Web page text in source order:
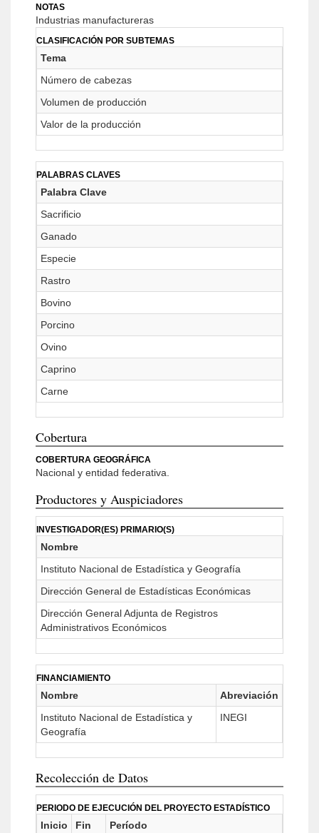
NOTAS
Industrias manufactureras
CLASIFICACIÓN POR SUBTEMAS
Tema
Número de cabezas
Volumen de producción
Valor de la producción
PALABRAS CLAVES
Palabra Clave
Sacrificio
Ganado
Especie
Rastro
Bovino
Porcino
Ovino
Caprino
Carne
Cobertura
COBERTURA GEOGRÁFICA
Nacional y entidad federativa.
Productores y Auspiciadores
INVESTIGADOR(ES) PRIMARIO(S)
Nombre
Instituto Nacional de Estadística y Geografía
Dirección General de Estadísticas Económicas
Dirección General Adjunta de Registros
Administrativos Económicos
FINANCIAMIENTO
Nombre
Abreviación
Instituto Nacional de Estadística y
Geografía
INEGI
Recolección de Datos
PERIODO DE EJECUCIÓN DEL PROYECTO ESTADÍSTICO
Inicio Fin
Período